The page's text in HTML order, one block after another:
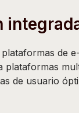
de
plataformas
de usuario